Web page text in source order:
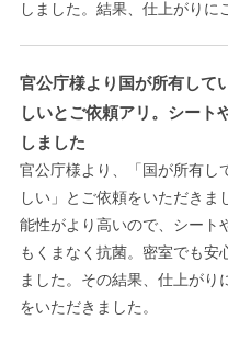
しました。結果、仕上がりに
官公庁様より国が所有して
しいとご依頼アリ。シート
しました
官公庁様より、「国が所有し
しい」とご依頼をいただき
能性がより高いので、シート
もくまなく抗菌。密室でも
ました。その結果、仕上が
をいただきました。